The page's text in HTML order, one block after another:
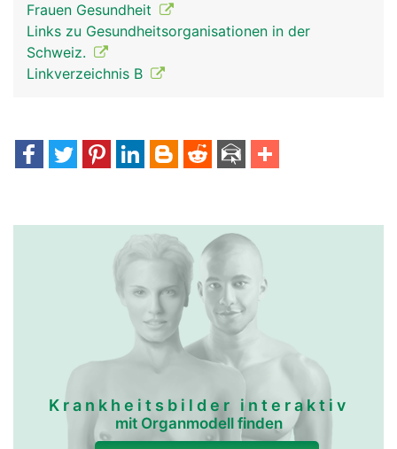
Frauen Gesundheit
Links zu Gesundheitsorganisationen in der
Schweiz.
Linkverzeichnis B
Krankheitsbilder interaktiv
mit Organmodell finden